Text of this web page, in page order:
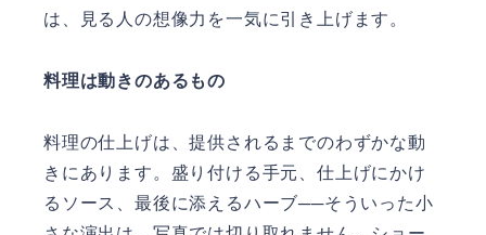
は、見る人の想像力を一気に引き上げます。
料理は動きのあるもの
料理の仕上げは、提供されるまでのわずかな動
きにあります。盛り付ける手元、仕上げにかけ
るソース、最後に添えるハーブ──そういった小